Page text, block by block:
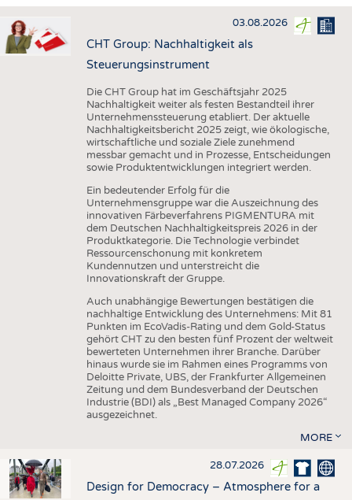
HAUS- UND HEIMTEXTILIEN
BEKLEIDUNG
AUSSCHREIBUNGEN
DTV AUSSCHREIBUNGSDIENST
STATISTICS
ADRESSEN & LINKS
PUBLIKATIONEN
BRANCHENTERMINE
03.08.2026
CHT Group: Nachhaltigkeit als
Steuerungsinstrument
Die CHT Group hat im Geschäftsjahr 2025
Nachhaltigkeit weiter als festen Bestandteil ihrer
Unternehmenssteuerung etabliert. Der aktuelle
Nachhaltigkeitsbericht 2025 zeigt, wie ökologische,
wirtschaftliche und soziale Ziele zunehmend
messbar gemacht und in Prozesse, Entscheidungen
sowie Produktentwicklungen integriert werden.
Ein bedeutender Erfolg für die
Unternehmensgruppe war die Auszeichnung des
innovativen Färbeverfahrens PIGMENTURA mit
dem Deutschen Nachhaltigkeitspreis 2026 in der
Produktkategorie. Die Technologie verbindet
Ressourcenschonung mit konkretem
Kundennutzen und unterstreicht die
Innovationskraft der Gruppe.
Auch unabhängige Bewertungen bestätigen die
nachhaltige Entwicklung des Unternehmens: Mit 81
Punkten im EcoVadis-Rating und dem Gold-Status
gehört CHT zu den besten fünf Prozent der weltweit
bewerteten Unternehmen ihrer Branche. Darüber
hinaus wurde sie im Rahmen eines Programms von
Deloitte Private, UBS, der Frankfurter Allgemeinen
Zeitung und dem Bundesverband der Deutschen
Industrie (BDI) als „Best Managed Company 2026“
ausgezeichnet.
MORE
28.07.2026
Design for Democracy – Atmosphere for a